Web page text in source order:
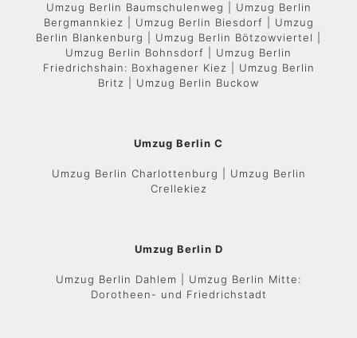
Umzug Berlin Baumschulenweg | Umzug Berlin
Bergmannkiez | Umzug Berlin Biesdorf | Umzug
Berlin Blankenburg | Umzug Berlin Bötzowviertel |
Umzug Berlin Bohnsdorf | Umzug Berlin
Friedrichshain: Boxhagener Kiez | Umzug Berlin
Britz | Umzug Berlin Buckow
Umzug Berlin C
Umzug Berlin Charlottenburg | Umzug Berlin
Crellekiez
Umzug Berlin D
Umzug Berlin Dahlem | Umzug Berlin Mitte:
Dorotheen- und Friedrichstadt